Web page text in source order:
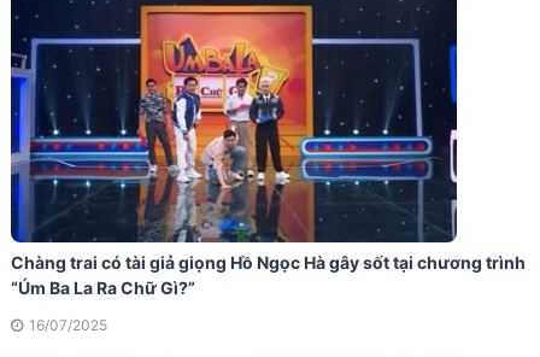
Chàng trai có tài giả giọng Hồ Ngọc Hà gây sốt tại chương trình
“Úm Ba La Ra Chữ Gì?”
16/07/2025